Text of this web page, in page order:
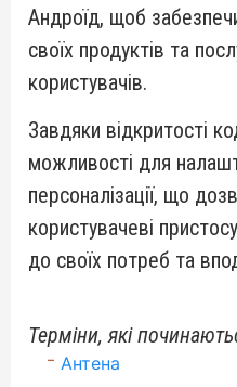
Андроїд, щоб
своїх продуктів та
користувачів.
Завдяки відкритості
можливості для
персоналізації, що
користувачеві
до своїх потреб та
Терміни, які
Антена